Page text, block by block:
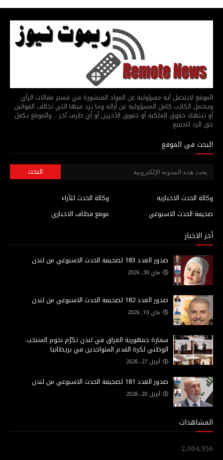
الموقع لايتحمل أية مسؤولية عن المواد المنشورة في قسم مقالات الرأي
ويتحمل الكاتب كامل المسؤولية عن أرائه وما يرد فيها التي تخالف القوانين
أو تنتهك حقوق الملكية أو حقوق الآخرين أو أي طرف آخر .. والموقع يكفل
حق الرد للجميع
البحث في الموقع
وكالة الحدث للآراء
وكالة الحدث الاخبارية
موقع قطاف الاخباري
صحيفة الحدث الاسبوعي
أخر الاخبار
صدور العدد 183 لصحيفة الحدث الاسبوعي من لندن
ماي 30, 2026
صدور العدد 182 لصحيفة الحدث الاسبوعي من لندن
ماي 10, 2026
سفارة جمهورية العراق في لندن تكرّم نجوم المنتخب
الوطني لكرة القدم المتواجدين في بريطانيا
أبريل 27, 2026
صدور العدد 181 لصحيفة الحدث الاسبوعي من لندن
أبريل 20, 2026
المشاهدات
2,004,956